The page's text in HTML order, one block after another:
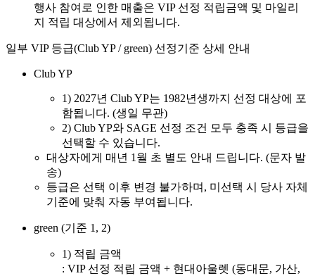
행사 참여로 인한 매출은 VIP 선정 적립금액 및 마일리
지 적립 대상에서 제외됩니다.
일부 VIP 등급(Club YP / green) 선정기준 상세 안내
Club YP
1) 2027년 Club YP는 1982년생까지 선정 대상에 포
함됩니다. (생일 무관)
2) Club YP와 SAGE 선정 조건 모두 충족 시 등급을
선택할 수 있습니다.
대상자에게 매년 1월 초 별도 안내 드립니다. (문자 발
송)
등급은 선택 이후 변경 불가하며, 미선택 시 당사 자체
기준에 맞춰 자동 부여됩니다.
green (기준 1, 2)
1) 적립 금액
: VIP 선정 적립 금액 + 현대아울렛 (동대문, 가산,